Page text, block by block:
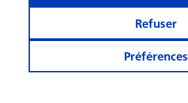
Préférences
Refuser